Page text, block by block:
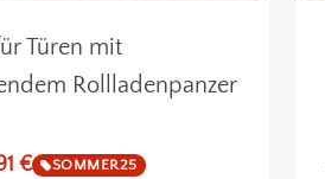
Türen mit
Rollladenpanzer
€ SOMMER25